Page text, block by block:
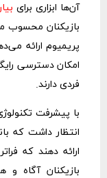
آن‌ها ابزاری برای
بازیکنان محسوب
پریمیوم ارائه
امکان دسترسی
فردی دارند.
با پیشرفت
انتظار داشت که
ارائه دهند که
بازیکنان آگاه و